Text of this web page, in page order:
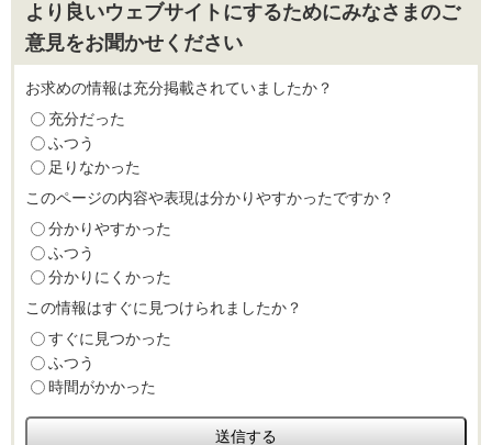
より良いウェブサイトにするためにみなさまのご
意見をお聞かせください
お求めの情報は充分掲載されていましたか？
充分だった
ふつう
足りなかった
このページの内容や表現は分かりやすかったですか？
分かりやすかった
ふつう
分かりにくかった
この情報はすぐに見つけられましたか？
すぐに見つかった
ふつう
時間がかかった